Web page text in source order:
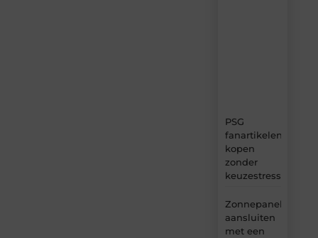
PSG
fanartikelen
kopen
zonder
keuzestress
Zonnepanelen
aansluiten
met een